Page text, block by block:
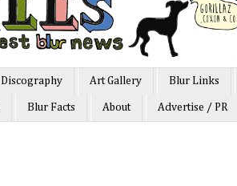
Discography Art Gallery Blur Links
Blur Facts About Advertise / PR